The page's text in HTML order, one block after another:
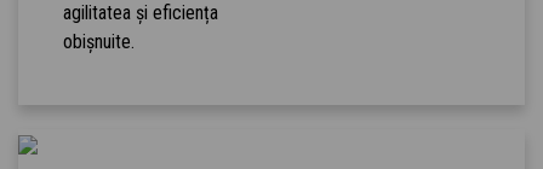
agilitatea și eficiența
obișnuite.